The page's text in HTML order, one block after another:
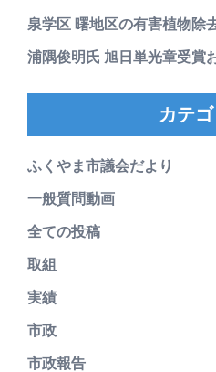
泉学区 曙地区の有害植物除
浦隅俊明氏 旭日単光章受賞
カテ
ふくやま市議会だより
一般質問動画
全ての投稿
取組
実績
市政
市政報告